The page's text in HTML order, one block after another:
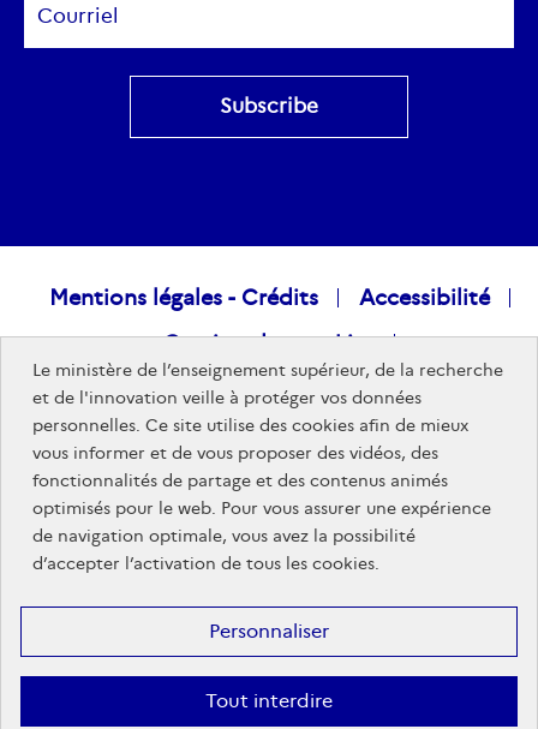
Raccourcis
visiteurs
Mentions légales - Crédits
Accessibilité
Gestion des cookies
Données personnelles
Nous rejoindre
Plan du site
Sites publics
Le ministère de l’enseignement supérieur, de la recherche
et de l'innovation veille à protéger vos données
personnelles. Ce site utilise des cookies afin de mieux
vous informer et de vous proposer des vidéos, des
fonctionnalités de partage et des contenus animés
optimisés pour le web. Pour vous assurer une expérience
de navigation optimale, vous avez la possibilité
d’accepter l’activation de tous les cookies.
Tout interdire
Personnaliser